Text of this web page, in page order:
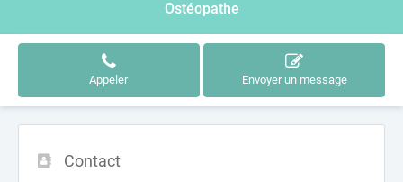
Ostéopathe
Appeler Envoyer un message
Contact